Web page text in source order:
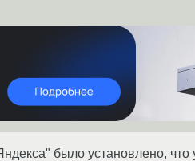
было установлено,